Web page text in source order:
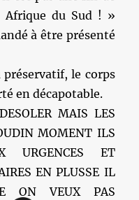
Afrique du Sud ! »
à être présenté
le corps
en décapotable.
MAIS LES
MOMENT ILS
URGENCES ET
EN PLUSSE IL
ON VEUX PAS